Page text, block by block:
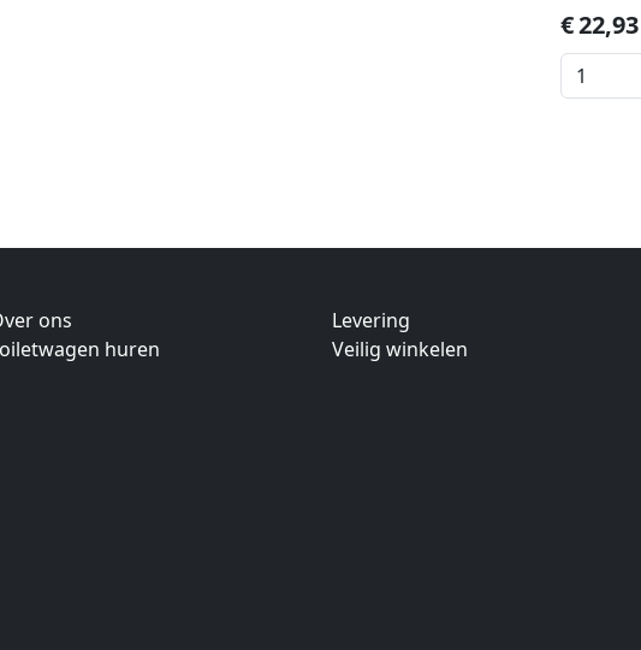
€22,93
ons
huren
Levering
Veilig winkelen